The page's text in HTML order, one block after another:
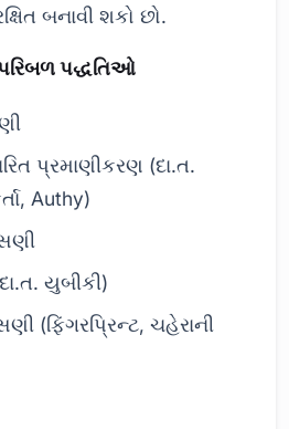
બનાવી શકો છો.
પરિબળ પદ્ધતિઓ
પ્રમાણીકરણ (દા.ત.
Authy)
યુબીકી)
(ફિંગરપ્રિન્ટ, ચહેરાની